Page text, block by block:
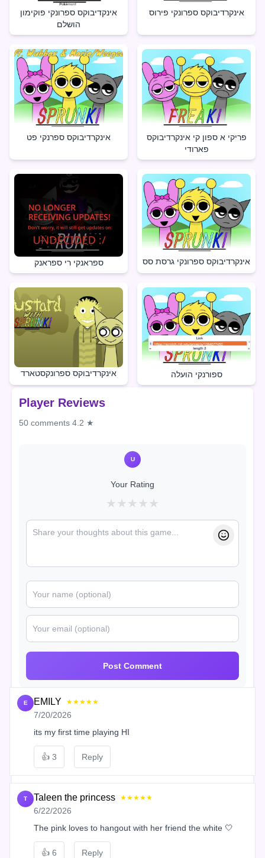
אינקדיבוקס ספרונקי פוקימון
הושלם
אינקרדיבוקס ספרונקי פירוס
אינקרדיבוקס ספרנקי פט
פריקי א ספון קי אינקרדיבוקס
פארודי
ספראנקי רי ספראנק אינקרדיבוקס ספרונקי גרסת סס
אינקרדיבוקס ספרונקסטארד ספורנקי הועלה
Player Reviews
50 comments 4.2 ★
U
Your Rating
★ ★ ★ ★ ★
Post Comment
E EMILY ★★★★★
7/20/2026
its my first time playing HI
👍 3 Reply
T Taleen the princess ★★★★★
6/22/2026
The pink loves to hangout with her friend the white 🤍
👍 6 Reply